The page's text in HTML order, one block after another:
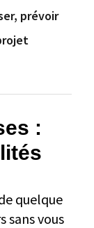
prévoir
:
quelque
sans vous